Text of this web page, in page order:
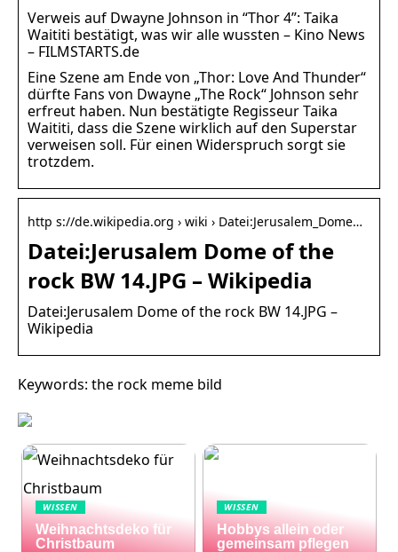
Verweis auf Dwayne Johnson in “Thor 4”: Taika
Waititi bestätigt, was wir alle wussten – Kino News
– FILMSTARTS.de
Eine Szene am Ende von „Thor: Love And Thunder“
dürfte Fans von Dwayne „The Rock“ Johnson sehr
erfreut haben. Nun bestätigte Regisseur Taika
Waititi, dass die Szene wirklich auf den Superstar
verweisen soll. Für einen Widerspruch sorgt sie
trotzdem.
http s://de.wikipedia.org › wiki › Datei:Jerusalem_Dome…
Datei:Jerusalem Dome of the
rock BW 14.JPG – Wikipedia
Datei:Jerusalem Dome of the rock BW 14.JPG –
Wikipedia
Keywords: the rock meme bild
WISSEN
Weihnachtsdeko für
Christbaum
WISSEN
Hobbys allein oder
gemeinsam pflegen